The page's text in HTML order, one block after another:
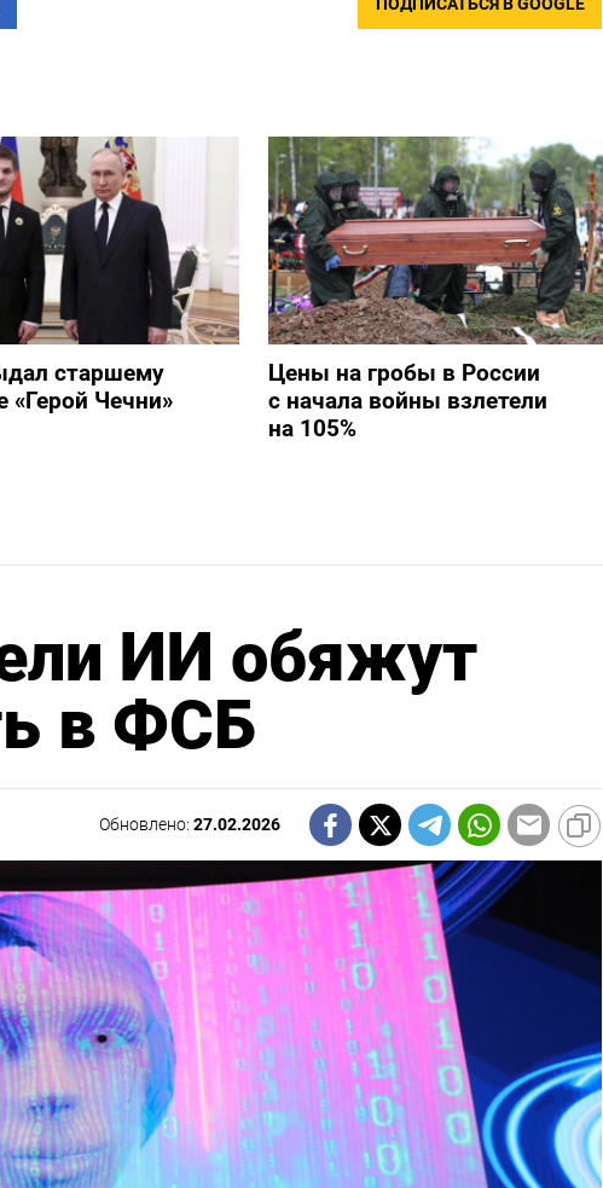
ПОДПИСАТЬСЯ В GOOGLE
старшему
«Герой Чечни»
Цены на гробы в России
с начала войны взлетели
на 105%
ИИ обяжут
в ФСБ
Обновлено:27.02.2026